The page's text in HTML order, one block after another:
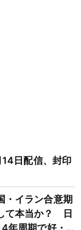
日配信、封印
イラン合意期
て本当か？ 日